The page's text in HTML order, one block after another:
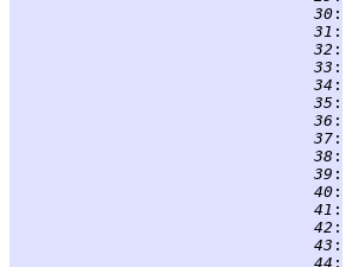
  30
:
  31
:
  32
:
  33
:
  34
:
  35
:
  36
:
  37
:
  38
:
  39
:
  40
:
  41
:
  42
:
  43
:
  44
: